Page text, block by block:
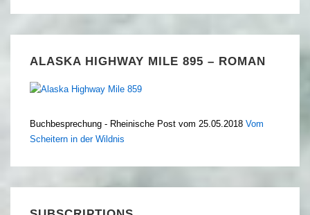
ALASKA HIGHWAY MILE 895 – ROMAN
Buchbesprechung - Rheinische Post vom 25.05.2018 Vom
Scheitern in der Wildnis